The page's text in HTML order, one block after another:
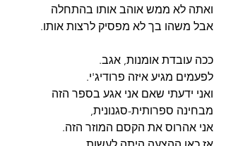
ואתה לא ממש אוהב אותו בהתחלה
אבל משהו בך לא מפסיק לרצות אותו.
ככה עובדת אומנות, אגב.
לפעמים מגיע איזה פרודיג'י.
ואני ידעתי שאם אני אגע בספר הזה
מבחינה ספרותית-סגנונית,
אני אהרוס את הקסם המוזר הזה.